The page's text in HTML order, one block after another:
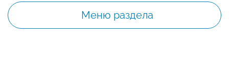
Меню раздела